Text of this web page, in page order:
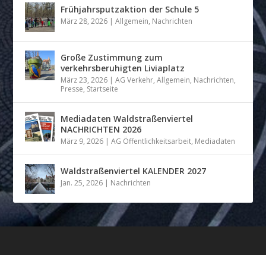
Frühjahrsputzaktion der Schule 5
März 28, 2026 |Allgemein, Nachrichten
Große Zustimmung zum
verkehrsberuhigten Liviaplatz
März 23, 2026 |AG Verkehr,Allgemein, Nachrichten,
Presse, Startseite
Mediadaten Waldstraßenviertel
NACHRICHTEN 2026
März 9, 2026 |AG Öffentlichkeitsarbeit, Mediadaten
Waldstraßenviertel KALENDER 2027
Jan. 25, 2026 | Nachrichten